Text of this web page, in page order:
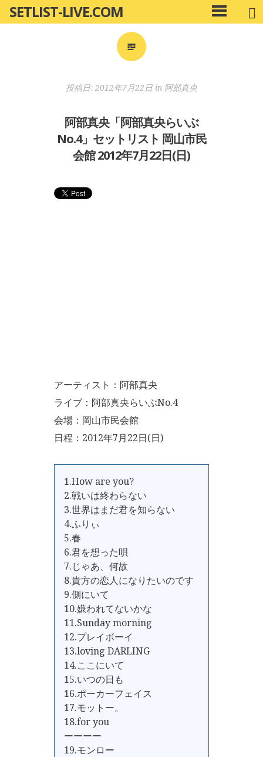
ン
SETLIST-LIVE.COM
メ
イ
投稿日: 2012年7月22日 in 阿部真央
阿部真央「阿部真央らいぶ
No.4」セットリスト 岡山市民
会館 2012年7月22日(日)
アーティスト：阿部真央
ライブ：阿部真央らいぶNo.4
会場：岡山市民会館
日程：2012年7月22日(日)
1.How are you?
2.戦いは終わらない
3.世界はまだ君を知らない
4.ふりぃ
5.春
6.君を想った唄
7.じゃあ、何故
8.貴方の恋人になりたいのです
9.側にいて
10.嫌われてないかな
11.Sunday morning
12.プレイボーイ
13.loving DARLING
14.ここにいて
15.いつの日も
16.ポーカーフェイス
17.モットー。
18.for you
ーーーー
19.モンロー